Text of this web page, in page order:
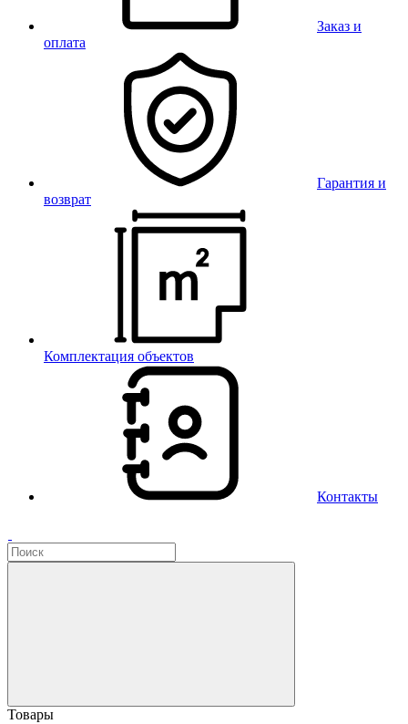
Заказ и
оплата
Гарантия и
возврат
Комплектация объектов
Контакты
Товары